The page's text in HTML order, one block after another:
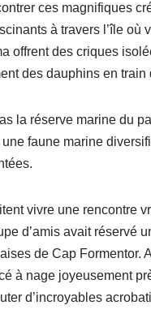
ces magnifiques
à travers l’île
offrent des criques
des dauphins en train
la réserve marine du
faune marine
vivre une rencontre
d’amis avait réservé
de Cap Formentor.
à nage joyeusement
d’incroyables